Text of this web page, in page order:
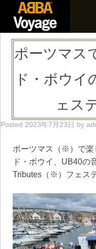
ポーツマス
ド・ボウイ
ェス
Posted 2023年7月23日 by
ポーツマス（※）で楽
ド・ボウイ、UB40の
Tributes（※）フェス